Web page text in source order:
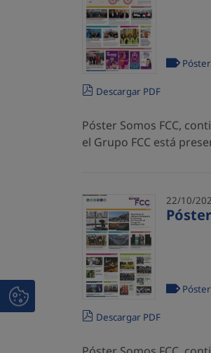
Descargar PDF
Póster
Póster Somos FCC,
el Grupo FCC está
22/10/
Descargar PDF
Póster